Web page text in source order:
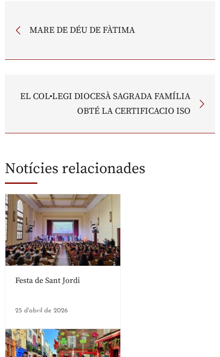
MARE DE DÉU DE FÀTIMA
EL COL•LEGI DIOCESÀ SAGRADA FAMÍLIA
OBTÉ LA CERTIFICACIO ISO
Notícies relacionades
Festa de Sant Jordi
25 d'abril de 2026